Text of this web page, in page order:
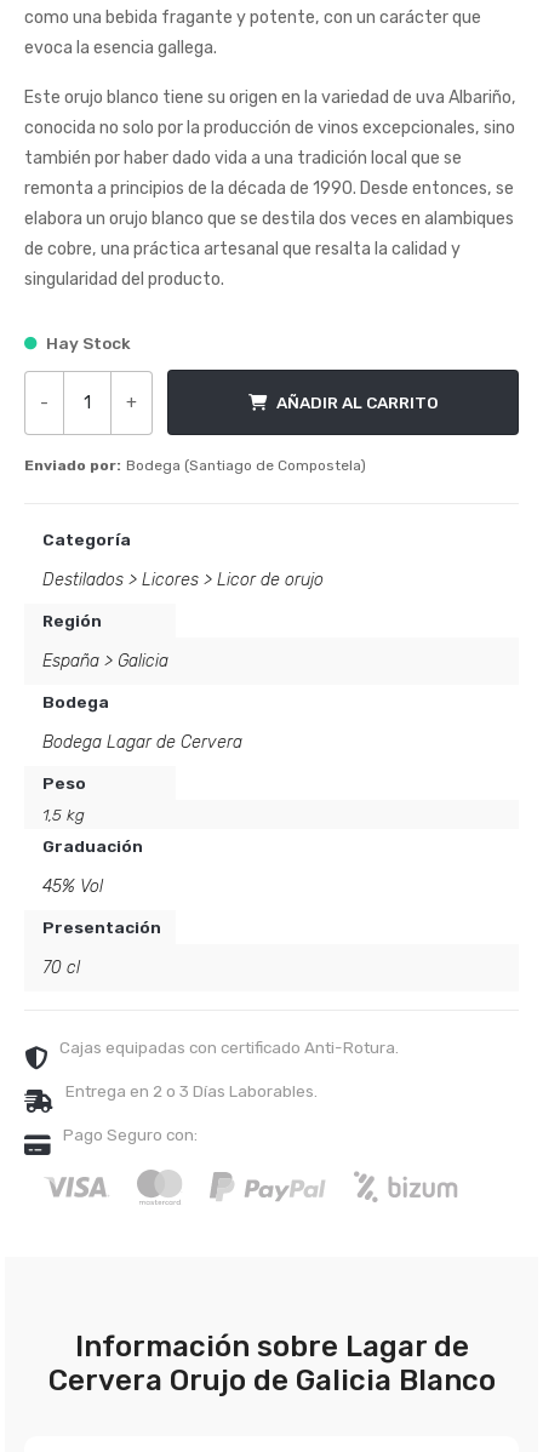
como una bebida fragante y potente, con un carácter que
evoca la esencia gallega.
Este orujo blanco tiene su origen en la variedad de uva Albariño,
conocida no solo por la producción de vinos excepcionales, sino
también por haber dado vida a una tradición local que se
remonta a principios de la década de 1990. Desde entonces, se
elabora un orujo blanco que se destila dos veces en alambiques
de cobre, una práctica artesanal que resalta la calidad y
singularidad del producto.
Hay Stock
-
Lagar de Cervera Orujo de Galicia Blanco cantidad
+ AÑADIR AL CARRITO
Enviado por: Bodega (Santiago de Compostela)
Categoría
Destilados > Licores > Licor de orujo
Región
España > Galicia
Bodega
Bodega Lagar de Cervera
Peso
1,5 kg
Graduación
45% Vol
Presentación
70 cl
Cajas equipadas con certificado Anti-Rotura.
Entrega en 2 o 3 Días Laborables.
Pago Seguro con:
Información sobre Lagar de
Cervera Orujo de Galicia Blanco